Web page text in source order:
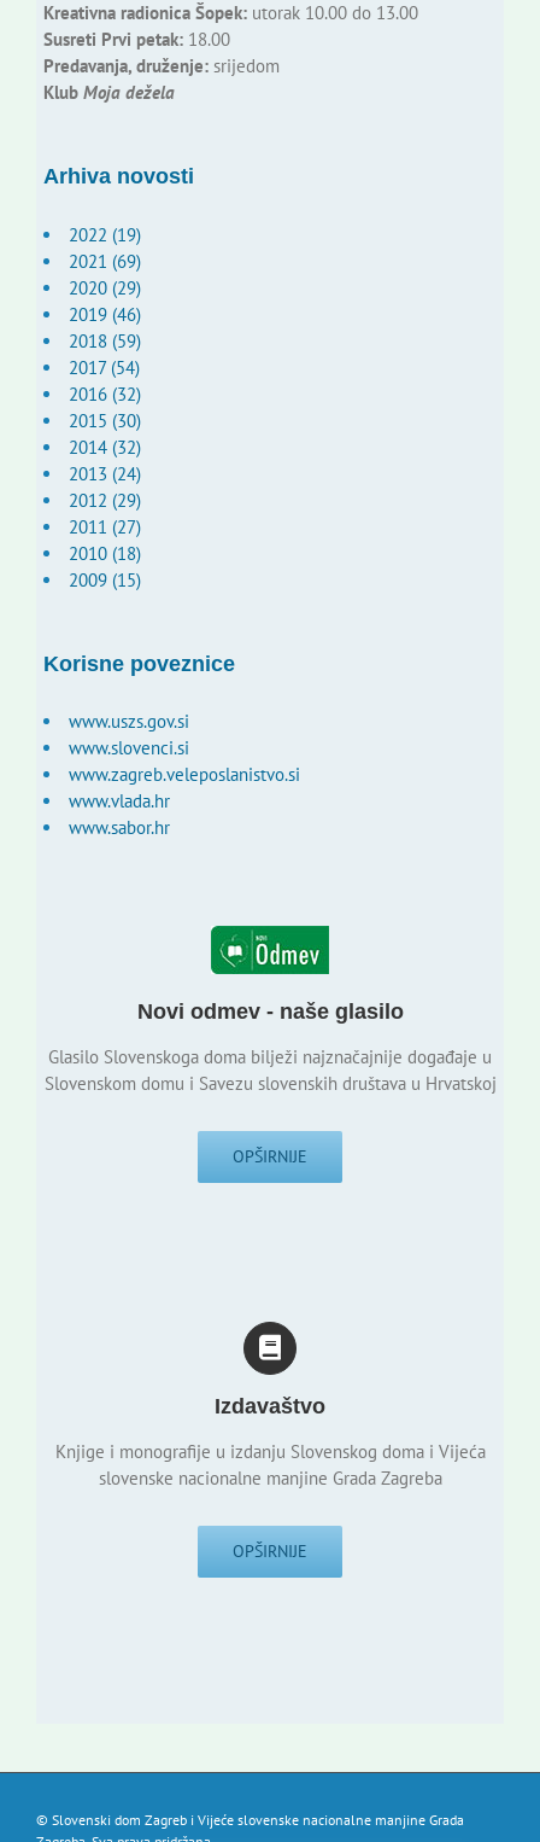
Kreativna radionica Šopek:utorak 10.00 do 13.00
Susreti Prvi petak:18.00
Predavanja, druženje:srijedom
Klub Moja dežela
Arhiva novosti
2022 (19)
2021 (69)
2020 (29)
2019 (46)
2018 (59)
2017 (54)
2016 (32)
2015 (30)
2014 (32)
2013 (24)
2012 (29)
2011 (27)
2010 (18)
2009 (15)
Korisne poveznice
www.uszs.gov.si
www.slovenci.si
www.zagreb.veleposlanistvo.si
www.vlada.hr
www.sabor.hr
Novi odmev - naše glasilo
Glasilo Slovenskoga doma bilježi najznačajnije događaje u
Slovenskom domu i Savezu slovenskih društava u Hrvatskoj
OPŠIRNIJE
Izdavaštvo
Knjige i monografije u izdanju Slovenskog doma i Vijeća
slovenske nacionalne manjine Grada Zagreba
OPŠIRNIJE
© Slovenski dom Zagreb i Vijeće slovenske nacionalne manjine Grada